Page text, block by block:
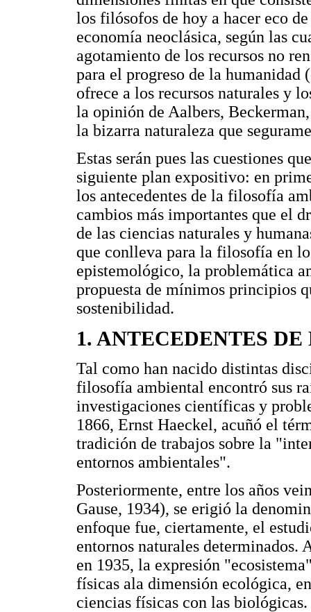
los filósofos de hoy a hacer eco
economía neoclásica, según las
agotamiento de los recursos no
para el progreso de la
ofrece a los recursos naturales y
la opinión de Aalbers,
la bizarra naturaleza que
Estas serán pues las cuestiones
siguiente plan expositivo: en
los antecedentes de la filosofía
cambios más importantes que el
de las ciencias naturales y
que conlleva para la filosofía en
epistemológico, la problemática
propuesta de mínimos principios
sostenibilidad.
1. ANTECEDENTES
Tal como han nacido distintas
filosofía ambiental encontró sus
investigaciones científicas y
1866, Ernst Haeckel, acuñó el
tradición de trabajos sobre la
entornos ambientales".
Posteriormente, entre los años
Gause, 1934), se erigió la
enfoque fue, ciertamente, el
entornos naturales
en 1935, la expresión
físicas ala dimensión ecológica,
ciencias físicas con las biológicas.